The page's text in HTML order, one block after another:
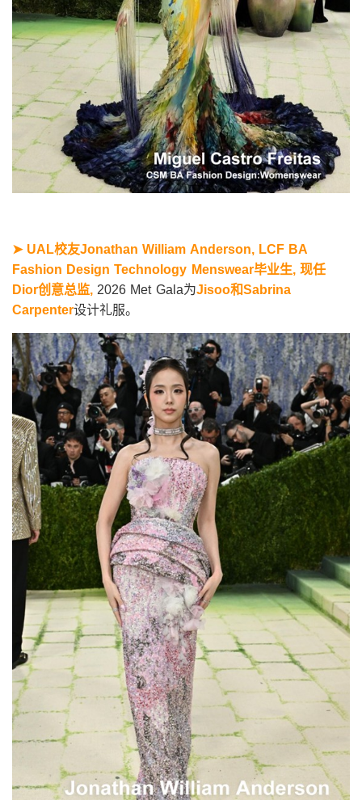
➤ UAL校友Jonathan William Anderson, LCF BA
Fashion Design Technology Menswear毕业生, 现任
Dior创意总监, 2026 Met Gala为Jisoo和Sabrina
Carpenter设计礼服。